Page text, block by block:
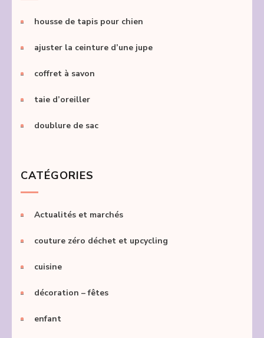
housse de tapis pour chien
ajuster la ceinture d’une jupe
coffret à savon
taie d’oreiller
doublure de sac
CATÉGORIES
Actualités et marchés
couture zéro déchet et upcycling
cuisine
décoration – fêtes
enfant